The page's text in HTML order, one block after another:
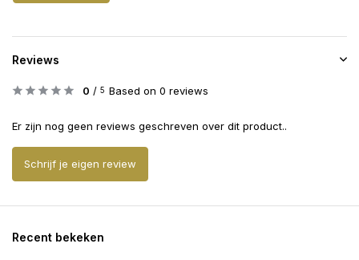
Reviews
0 / 5 Based on 0 reviews
Er zijn nog geen reviews geschreven over dit product..
Schrijf je eigen review
Recent bekeken